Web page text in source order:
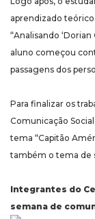
aprendizado
“Analisando
aluno começou
passagens dos
Para finalizar os
Comunicação
tema “Capitão
também o tema de
Integrantes do
semana de